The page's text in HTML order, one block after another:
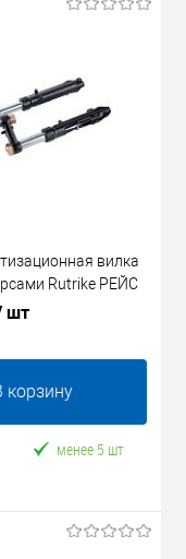
вилка
Rutrike РЕЙС
шт
корзину
менее 5 шт